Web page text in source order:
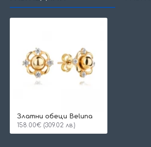
Златни обеци Beluna
158.00€ (309.02 лв.)